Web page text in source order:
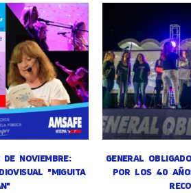
DE NOVIEMBRE:
"MIGUITA
GENERAL
POR LOS 40